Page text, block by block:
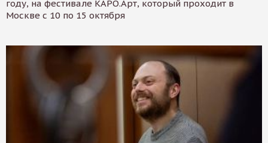
году, на фестивале КАРО.Арт, который проходит в
Москве с 10 по 15 октября